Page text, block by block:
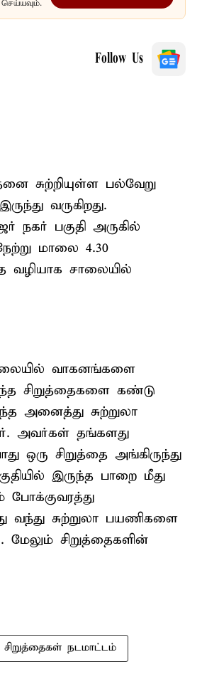
Follow Us
சுற்றியுள்ள பல்வேறு
வருகிறது.
பகுதி அருகில்
மாலை 4.30
சாலையில்
வாகனங்களை
சிறுத்தைகளை கண்டு
அனைத்து சுற்றுலா
அவர்கள் தங்களது
ஒரு சிறுத்தை அங்கிருந்து
இருந்த பாறை மீது
போக்குவரத்து
வந்து சுற்றுலா பயணிகளை
மேலும் சிறுத்தைகளின்
சிறுத்தைகள் நடமாட்டம்